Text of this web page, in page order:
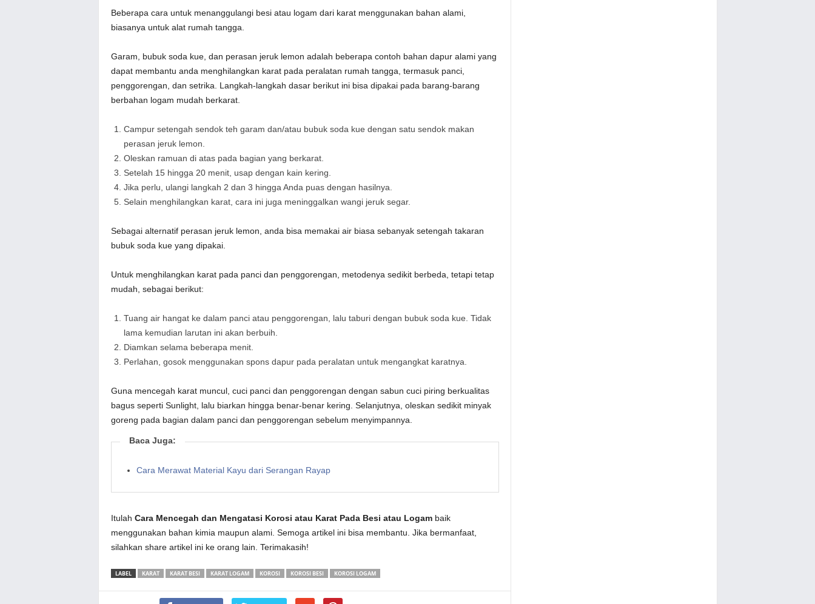
Beberapa cara untuk menanggulangi besi atau logam dari karat menggunakan bahan alami,
biasanya untuk alat rumah tangga.
Garam, bubuk soda kue, dan perasan jeruk lemon adalah beberapa contoh bahan dapur alami yang
dapat membantu anda menghilangkan karat pada peralatan rumah tangga, termasuk panci,
penggorengan, dan setrika. Langkah-langkah dasar berikut ini bisa dipakai pada barang-barang
berbahan logam mudah berkarat.
Campur setengah sendok teh garam dan/atau bubuk soda kue dengan satu sendok makan
perasan jeruk lemon.
Oleskan ramuan di atas pada bagian yang berkarat.
Setelah 15 hingga 20 menit, usap dengan kain kering.
Jika perlu, ulangi langkah 2 dan 3 hingga Anda puas dengan hasilnya.
Selain menghilangkan karat, cara ini juga meninggalkan wangi jeruk segar.
Sebagai alternatif perasan jeruk lemon, anda bisa memakai air biasa sebanyak setengah takaran
bubuk soda kue yang dipakai.
Untuk menghilangkan karat pada panci dan penggorengan, metodenya sedikit berbeda, tetapi tetap
mudah, sebagai berikut:
Tuang air hangat ke dalam panci atau penggorengan, lalu taburi dengan bubuk soda kue. Tidak
lama kemudian larutan ini akan berbuih.
Diamkan selama beberapa menit.
Perlahan, gosok menggunakan spons dapur pada peralatan untuk mengangkat karatnya.
Guna mencegah karat muncul, cuci panci dan penggorengan dengan sabun cuci piring berkualitas
bagus seperti Sunlight, lalu biarkan hingga benar-benar kering. Selanjutnya, oleskan sedikit minyak
goreng pada bagian dalam panci dan penggorengan sebelum menyimpannya.
Baca Juga:
Cara Merawat Material Kayu dari Serangan Rayap
Itulah Cara Mencegah dan Mengatasi Korosi atau Karat Pada Besi atau Logambaik
menggunakan bahan kimia maupun alami. Semoga artikel ini bisa membantu. Jika bermanfaat,
silahkan share artikel ini ke orang lain. Terimakasih!
LABEL KARAT KARAT BESI KARAT LOGAM KOROSI KOROSI BESI KOROSI LOGAM